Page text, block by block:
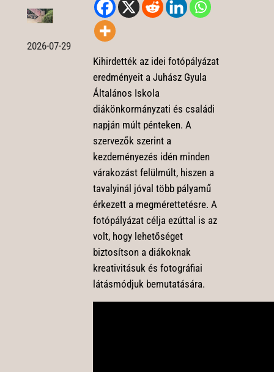
2026-07-29
Kihirdették az idei fotópályázat
eredményeit a Juhász Gyula
Általános Iskola
diákönkormányzati és családi
napján múlt pénteken. A
szervezők szerint a
kezdeményezés idén minden
várakozást felülmúlt, hiszen a
tavalyinál jóval több pályamű
érkezett a megmérettetésre. A
fotópályázat célja ezúttal is az
volt, hogy lehetőséget
biztosítson a diákoknak
kreativitásuk és fotográfiai
látásmódjuk bemutatására.